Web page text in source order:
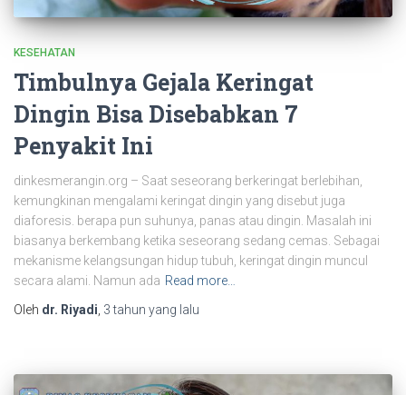
KESEHATAN
Timbulnya Gejala Keringat
Dingin Bisa Disebabkan 7
Penyakit Ini
dinkesmerangin.org – Saat seseorang berkeringat berlebihan,
kemungkinan mengalami keringat dingin yang disebut juga
diaforesis. berapa pun suhunya, panas atau dingin. Masalah ini
biasanya berkembang ketika seseorang sedang cemas. Sebagai
mekanisme kelangsungan hidup tubuh, keringat dingin muncul
secara alami. Namun ada Read more…
Oleh dr. Riyadi 3 tahun yang lalu